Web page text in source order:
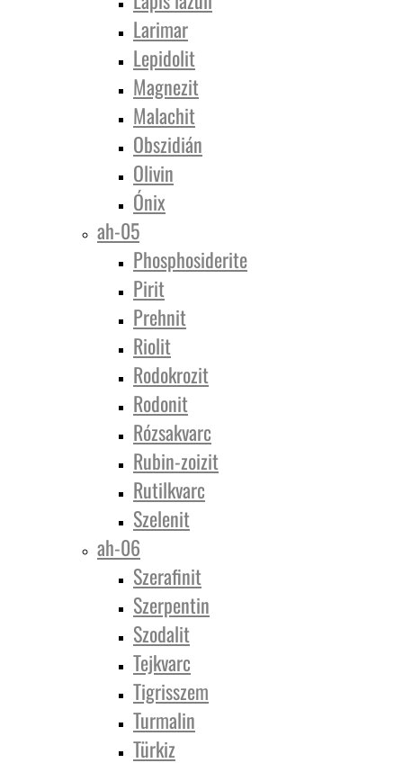
Larimar
Lepidolit
Magnezit
Malachit
Obszidián
Olivin
Ónix
ah-05
Phosphosiderite
Pirit
Prehnit
Riolit
Rodokrozit
Rodonit
Rózsakvarc
Rubin-zoizit
Rutilkvarc
Szelenit
ah-06
Szerafinit
Szerpentin
Szodalit
Tejkvarc
Tigrisszem
Turmalin
Türkiz